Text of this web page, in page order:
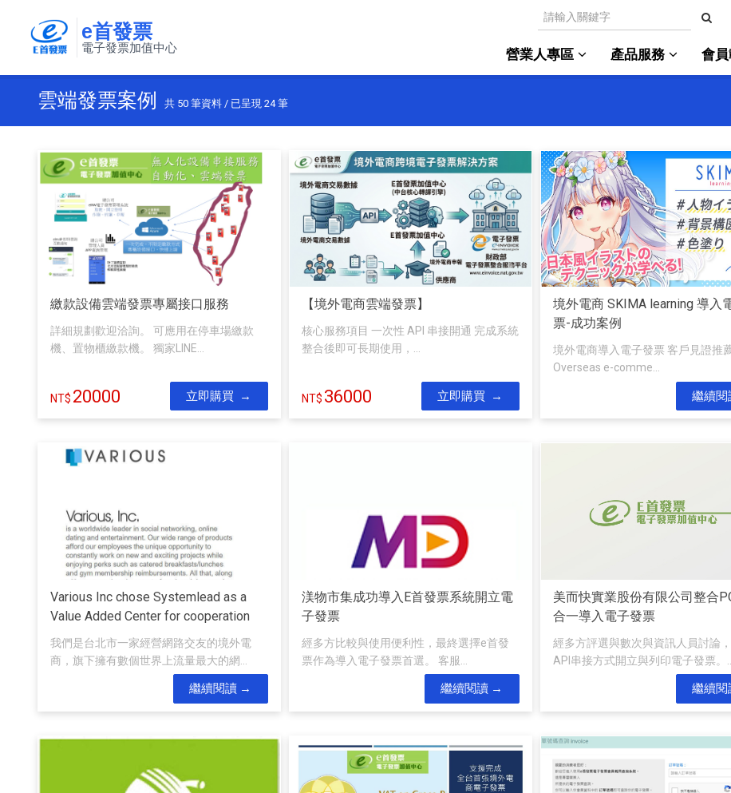
e首發票
電子發票加值中心 營業人專區 產品服務 會
雲端發票案例 共 50 筆資料 / 已呈現 24筆
繳款設備雲端發票專屬接口服務
詳細規劃歡迎洽詢。 可應用在停車場繳款
機、置物櫃繳款機。 獨家LINE...
20000 立即購買
【境外電商雲端發票】
核心服務項目 一次性 API 串接開通 完成系統
整合後即可長期使用，...
36000 立即購買
境外電商 SKIMA learning 導入
票-成功案例
境外電商導入電子發票 客戶見證推
Overseas e-comme...
繼續閱
Various Inc chose Systemlead as a
Value Added Center for cooperation
我們是台北市一家經營網路交友的境外電
商，旗下擁有數個世界上流量最大的網...
繼續閱讀
渼物市集成功導入E首發票系統開立電
子發票
經多方比較與使用便利性，最終選擇e首發
票作為導入電子發票首選。 客服...
繼續閱讀
美而快實業股份有限公司整合
合一導入電子發票
經多方評選與數次與資訊人員討論
API串接方式開立與列印電子發票。...
繼續閱